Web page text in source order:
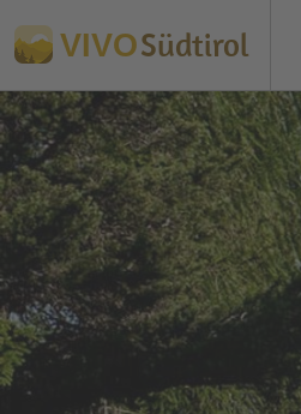
VIVOSüdtirol